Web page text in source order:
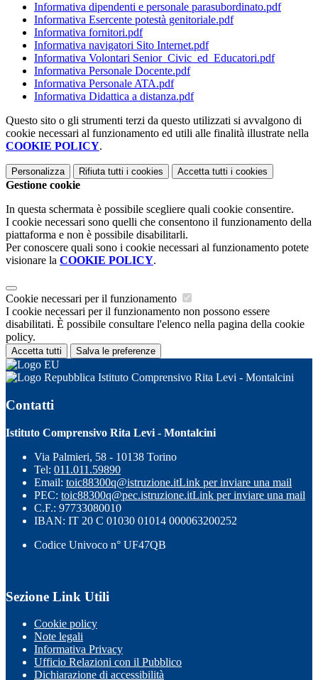
Informativa dipendenti e personale parasubordinato.pdf
Informativa Esercente potestà genitoriale.pdf
Informativa fornitori.pdf
Informativa navigatori Sito Internet.pdf
Informativa Volontari Senior_Civic_ed_Educatori.pdf
Informativa Personale Docente.pdf
Informativa Personale ATA.pdf
Informativa Didattica a distanza.pdf
Questo sito o gli strumenti terzi da questo utilizzati si avvalgono di
cookie necessari al funzionamento ed utili alle finalità illustrate nella
COOKIE POLICY.
Personalizza Rifiuta tutti i cookies Accetta tutti i cookies
Gestione cookie
In questa schermata è possibile scegliere quali cookie consentire.
I cookie necessari sono quelli che consentono il funzionamento della
piattaforma e non è possibile disabilitarli.
Per conoscere quali sono i cookie necessari al funzionamento potete
visionare la COOKIE POLICY.
Cookie necessari per il funzionamento
I cookie necessari per il funzionamento non possono essere
disabilitati. È possibile consultare l'elenco nella pagina della cookie
policy.
Accetta tutti Salva le preferenze
Istituto Comprensivo Rita Levi - Montalcini
Contatti
Istituto Comprensivo Rita Levi - Montalcini
Via Palmieri, 58 - 10138 Torino
Tel: 011.011.59890
Email: toic88300q@istruzione.itLink per inviare una mail
PEC: toic88300q@pec.istruzione.itLink per inviare una mail
C.F.: 97733080010
IBAN: IT 20 C 01030 01014 000063200252
Codice Univoco n° UF47QB
Sezione Link Utili
Cookie policy
Note legali
Informativa Privacy
Ufficio Relazioni con il Pubblico
Dichiarazione di accessibilità